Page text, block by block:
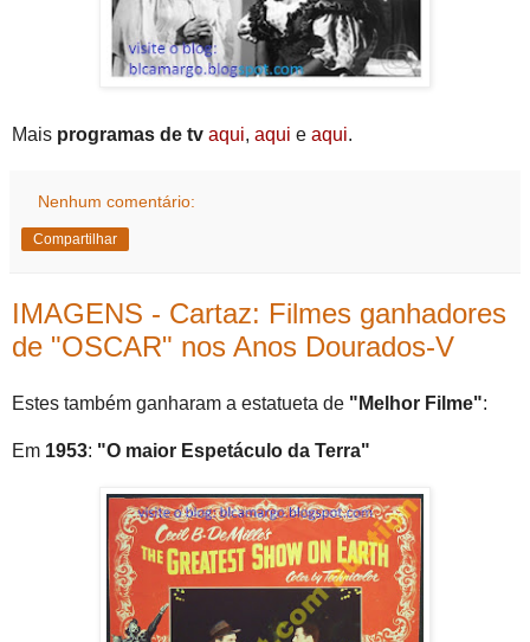
Mais programas de tv aqui, aqui e aqui.
Nenhum comentário:
Compartilhar
IMAGENS - Cartaz: Filmes ganhadores
de "OSCAR" nos Anos Dourados-V
Estes também ganharam a estatueta de "Melhor Filme":
Em 1953: "O maior Espetáculo da Terra"